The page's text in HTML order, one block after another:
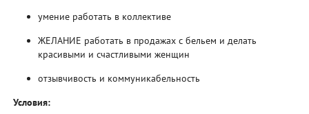
умение работать в коллективе
ЖЕЛАНИЕ работать в продажах с бельем и делать
красивыми и счастливыми женщин
отзывчивость и коммуникабельность
Условия: